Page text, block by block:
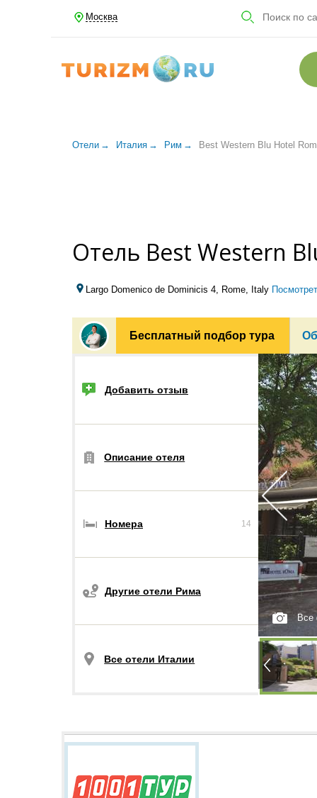
Москва
Отели Италия Рим Best Western Blu Hotel
Отель Best Western
Largo Domenico de Dominicis 4, Rome, Italy
Бесплатный подбор тура
Добавить отзыв
Описание отеля
Номера 14
Другие отели Рима
Все отели Италии
Все